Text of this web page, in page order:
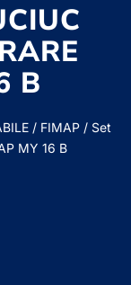
B
/ FIMAP / Set
MY 16 B